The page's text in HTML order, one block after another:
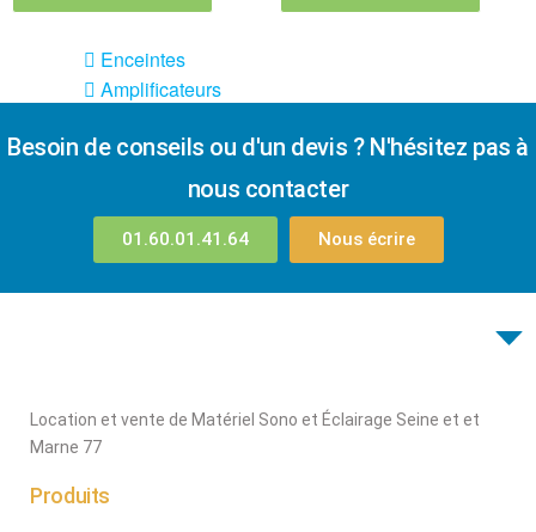
Enceintes
Amplificateurs
mixage
Contrôle DMX
Public adress /
ligne 100V
Espace DJ
Besoin de conseils ou d'un devis ? N'hésitez pas à
nous contacter
01.60.01.41.64 Nous écrire
Location et vente de Matériel Sono et Éclairage Seine et et
Marne 77
Produits